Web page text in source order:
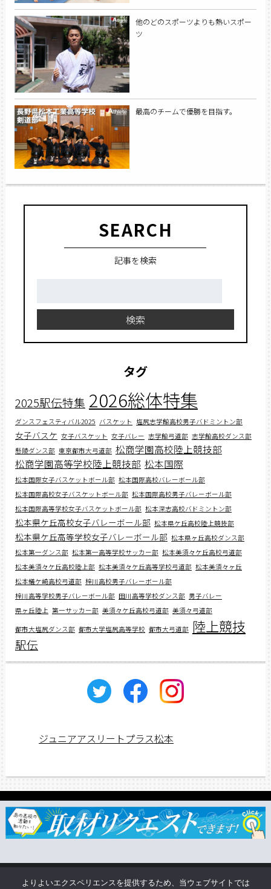
他のどのスポーツよりも熱いスポー
ツ
最高のチームで優勝を目指す。
SEARCH
記事を検索
検索
タグ
2025駅伝特集 2026総体特集
ダンスフェスティバル2025 バスケット 塩尻志学館高校男子バドミントン部
女子バスケ 女子バスケット 女子バレー 志学館弓道部 志学館高校ダンス部
懸陵ダンス部 東京都市大弓道部 松商学園高校陸上競技部
松商学園高等学校陸上競技部 松本国際
松本国際女子バスケットボール部 松本国際高校バレーボール部
松本国際高校女子バスケットボール部 松本国際高校男子バレーボール部
松本国際高等学校女子バスケットボール部 松本深志高校バドミントン部
松本県ケ丘高校女子バレーボール部 松本県ケ丘高校陸上競技部
松本県ケ丘高等学校女子バレーボール部 松本県ヶ丘高校ダンス部
松本第一ダンス部 松本第一高等学校サッカー部 松本美須々ケ丘高校弓道部
松本美須々ケ丘高校陸上部 松本美須々ケ丘高等学校弓道部 松本美須々ヶ丘
松本蟻ケ崎高校弓道部 梓川高校男子バレーボール部
梓川高等学校男子バレーボール部 田川高等学校ダンス部 男子バレー
県ヶ丘陸上 第一サッカー部 美須々ケ丘高校弓道部 美須々弓道部
都市大塩尻ダンス部 都市大学塩尻高等学校 都市大弓道部 陸上競技
駅伝
ジュニアアスリートプラス松本
よりよいエクスペリエンスを提供するため、当ウェブサイトでは